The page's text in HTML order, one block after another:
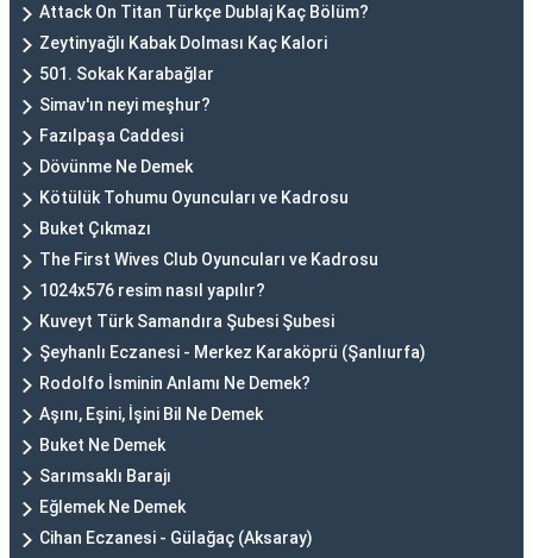
Attack On Titan Türkçe Dublaj Kaç Bölüm?
Zeytinyağlı Kabak Dolması Kaç Kalori
501. Sokak Karabağlar
Simav'ın neyi meşhur?
Fazılpaşa Caddesi
Dövünme Ne Demek
Kötülük Tohumu Oyuncuları ve Kadrosu
Buket Çıkmazı
The First Wives Club Oyuncuları ve Kadrosu
1024x576 resim nasıl yapılır?
Kuveyt Türk Samandıra Şubesi Şubesi
Şeyhanlı Eczanesi - Merkez Karaköprü (Şanlıurfa)
Rodolfo İsminin Anlamı Ne Demek?
Aşını, Eşini, İşini Bil Ne Demek
Buket Ne Demek
Sarımsaklı Barajı
Eğlemek Ne Demek
Cihan Eczanesi - Gülağaç (Aksaray)